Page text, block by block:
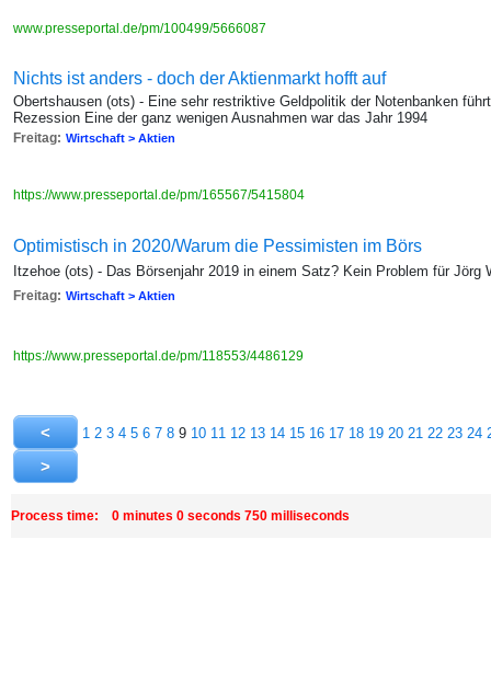
www.presseportal.de/pm/100499/5666087
Nichts ist anders - doch der Aktienmarkt hofft auf
Obertshausen (ots) - Eine sehr restriktive Geldpolitik der Notenbanken
Rezession Eine der ganz wenigen Ausnahmen war das Jahr 1994
Freitag: Wirtschaft > Aktien
https://www.presseportal.de/pm/165567/5415804
Optimistisch in 2020/Warum die Pessimisten im Börs
Itzehoe (ots) - Das Börsenjahr 2019 in einem Satz? Kein Problem für Jörg
Freitag: Wirtschaft > Aktien
https://www.presseportal.de/pm/118553/4486129
1 2 3 4 5 6 7 8 9 10 11 12 13 14 15 16 17 18 19 20 21 22 23 24
Process time: 0 minutes 0 seconds 750 milliseconds